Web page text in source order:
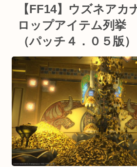
【FF14】ウズネア
ロップアイテム列挙
（パッチ４．０５版）